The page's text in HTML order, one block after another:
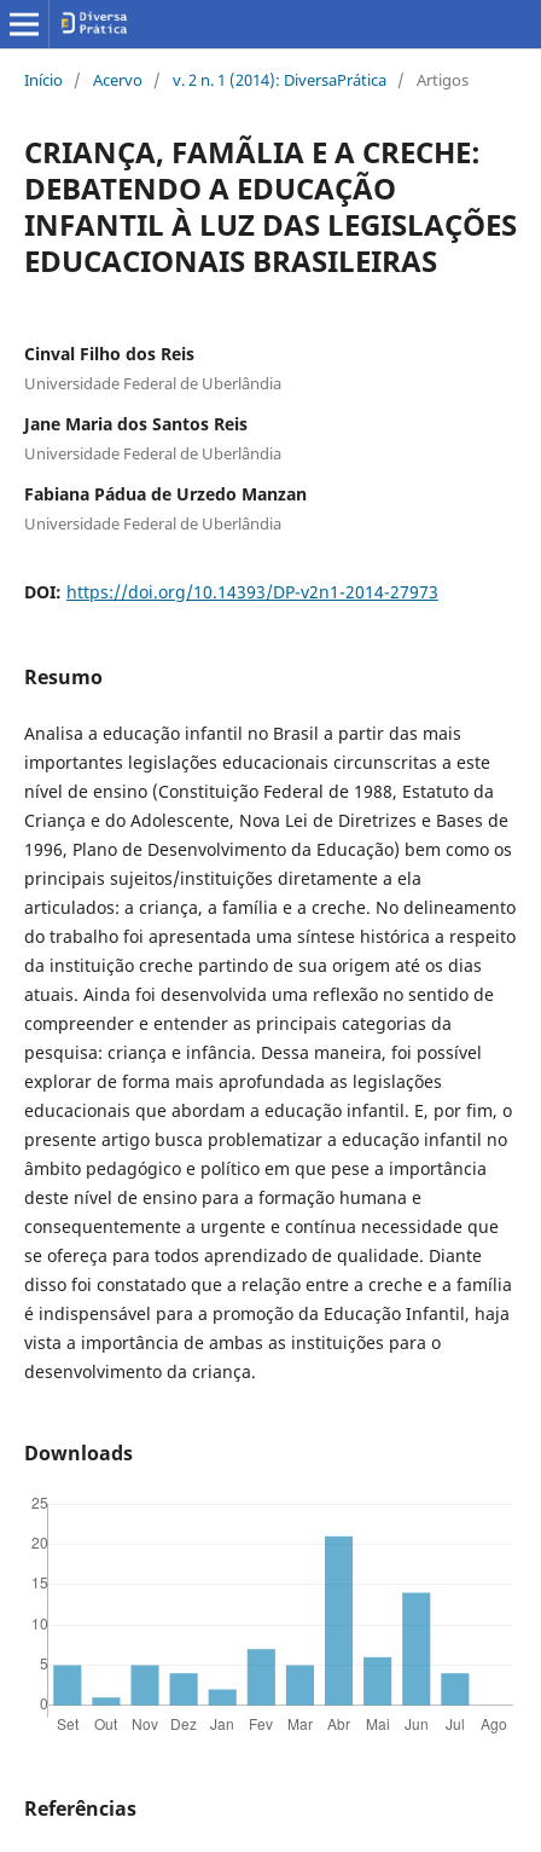
Início / Acervo / v. 2 n. 1 (2014): DiversaPrática / Artigos
CRIANÇA, FAMÃLIA E A CRECHE:
DEBATENDO A EDUCAÇÃO
INFANTIL À LUZ DAS LEGISLAÇÕES
EDUCACIONAIS BRASILEIRAS
Cinval Filho dos Reis
Universidade Federal de Uberlândia
Jane Maria dos Santos Reis
Universidade Federal de Uberlândia
Fabiana Pádua de Urzedo Manzan
Universidade Federal de Uberlândia
DOI: https://doi.org/10.14393/DP-v2n1-2014-27973
Resumo
Analisa a educação infantil no Brasil a partir das mais
importantes legislações educacionais circunscritas a este
nível de ensino (Constituição Federal de 1988, Estatuto da
Criança e do Adolescente, Nova Lei de Diretrizes e Bases de
1996, Plano de Desenvolvimento da Educação) bem como os
principais sujeitos/instituições diretamente a ela
articulados: a criança, a família e a creche. No delineamento
do trabalho foi apresentada uma síntese histórica a respeito
da instituição creche partindo de sua origem até os dias
atuais. Ainda foi desenvolvida uma reflexão no sentido de
compreender e entender as principais categorias da
pesquisa: criança e infância. Dessa maneira, foi possível
explorar de forma mais aprofundada as legislações
educacionais que abordam a educação infantil. E, por fim, o
presente artigo busca problematizar a educação infantil no
âmbito pedagógico e político em que pese a importância
deste nível de ensino para a formação humana e
consequentemente a urgente e contínua necessidade que
se ofereça para todos aprendizado de qualidade. Diante
disso foi constatado que a relação entre a creche e a família
é indispensável para a promoção da Educação Infantil, haja
vista a importância de ambas as instituições para o
desenvolvimento da criança.
Downloads
Referências